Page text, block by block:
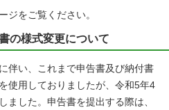
ジをご覧ください。
の様式変更について
伴い、これまで申告書及び納付書
使用しておりましたが、令和5年4
ました。申告書を提出する際は、